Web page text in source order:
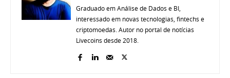
Graduado em Análise de Dados e BI,
interessado em novas tecnologias, fintechs e
criptomoedas. Autor no portal de notícias
Livecoins desde 2018.